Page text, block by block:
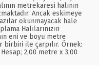
metrekaresi halının
Ancak eskimeye
okunmayacak hale
Halılarınızın
eni ve boyu metre
birbiri ile çarpılır. Örnek:
2,00 metre x 3,00